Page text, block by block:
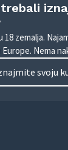
18 zemalja.
Nema
svoju